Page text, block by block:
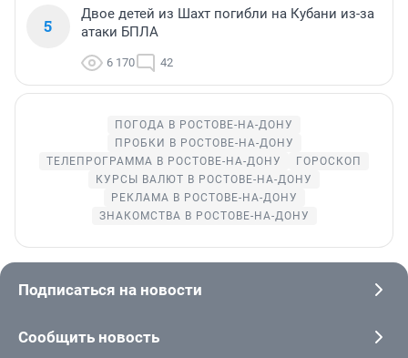
5
Двое детей из Шахт погибли на Кубани из-за
атаки БПЛА
6 170 42
ПОГОДА В РОСТОВЕ-НА-ДОНУ
ПРОБКИ В РОСТОВЕ-НА-ДОНУ
ТЕЛЕПРОГРАММА В РОСТОВЕ-НА-ДОНУ
ГОРОСКОП
КУРСЫ ВАЛЮТ В РОСТОВЕ-НА-ДОНУ
РЕКЛАМА В РОСТОВЕ-НА-ДОНУ
ЗНАКОМСТВА В РОСТОВЕ-НА-ДОНУ
Подписаться на новости
Сообщить новость